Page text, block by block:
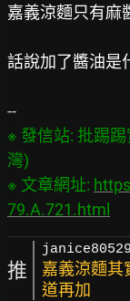
嘉義涼麵只有麻
話說加了醬油是
※ 發信站: 批踢
灣)
※ 文章網址:
79.A.721.html
推
janice80529
嘉義涼麵其
道再加